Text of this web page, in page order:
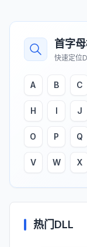
首字
快速定位
A B C
H I J
O P Q
V W X
热门DLL